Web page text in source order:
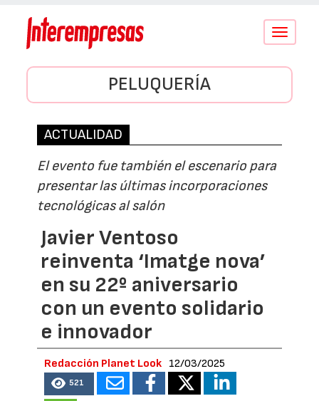
Conmutar
PELUQUERÍA
ACTUALIDAD
El evento fue también el escenario para
presentar las últimas incorporaciones
tecnológicas al salón
Javier Ventoso
reinventa ‘Imatge nova’
en su 22º aniversario
con un evento solidario
e innovador
Redacción Planet Look 12/03/2025
521